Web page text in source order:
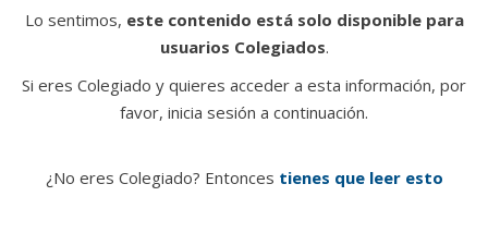
Lo sentimos, este contenido está solo disponible para
usuarios Colegiados.
Si eres Colegiado y quieres acceder a esta información, por
favor, inicia sesión a continuación.
¿No eres Colegiado? Entonces tienes que leer esto